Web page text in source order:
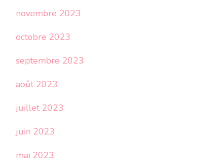
novembre 2023
octobre 2023
septembre 2023
août 2023
juillet 2023
juin 2023
mai 2023